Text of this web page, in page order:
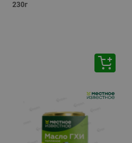
230г